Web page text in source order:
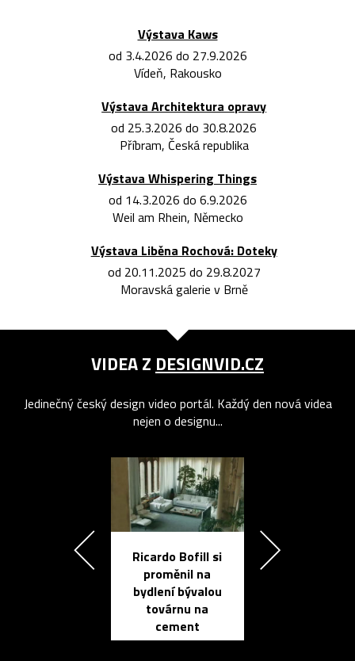
Výstava Kaws
od 3.4.2026 do 27.9.2026
Vídeň, Rakousko
Výstava Architektura opravy
od 25.3.2026 do 30.8.2026
Příbram, Česká republika
Výstava Whispering Things
od 14.3.2026 do 6.9.2026
Weil am Rhein, Německo
Výstava Liběna Rochová: Doteky
od 20.11.2025 do 29.8.2027
Moravská galerie v Brně
VIDEA Z DESIGNVID.CZ
Jedinečný český design video portál. Každý den nová videa
nejen o designu...
Ricardo Bofill si
proměnil na
bydlení bývalou
továrnu na
cement